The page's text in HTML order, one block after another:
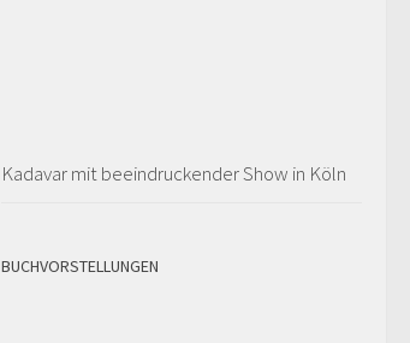
Kadavar mit beeindruckender Show in Köln
BUCHVORSTELLUNGEN